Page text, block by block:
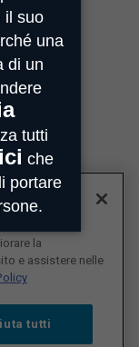
di
la
e assistere nelle
tutti